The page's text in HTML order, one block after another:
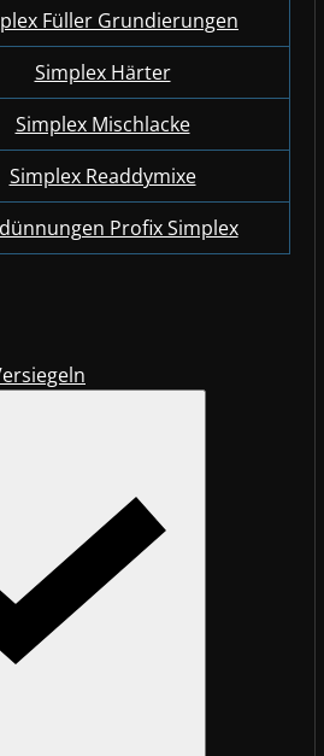
Füller Grundierungen
Simplex Härter
Simplex Mischlacke
Simplex Readdymixe
Profix Simplex